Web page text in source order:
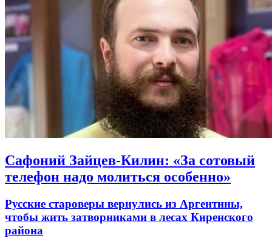
Сафоний Зайцев-Килин: «За сотовый
телефон надо молиться особенно»
Русские староверы вернулись из Аргентины,
чтобы жить затворниками в лесах Киренского
района